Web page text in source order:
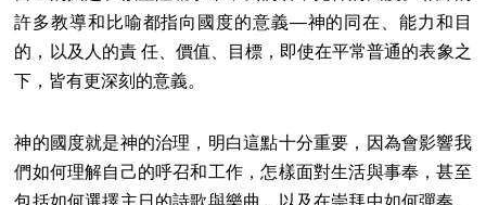
許多教導和比喻都指向國度的意義―神的同在、能力和目
的，以及人的責 任、價值、目標，即使在平常普通的表象之
下，皆有更深刻的意義。
神的國度就是神的治理，明白這點十分重要，因為會影響我
們如何理解自己的呼召和工作，怎樣面對生活與事奉，甚至
包括如何選擇主日的詩歌與樂曲，以及在崇拜中如何彈奏。